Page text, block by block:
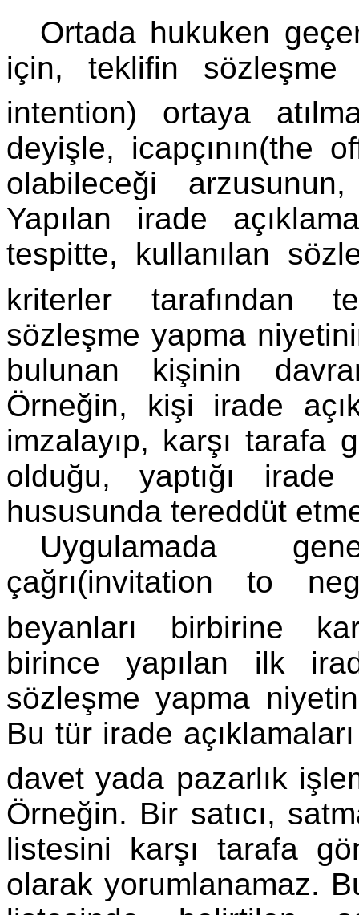
Ortada hukuken
için, teklifin sözleşme
intention) ortaya
deyişle, icapçının(the
olabileceği
Yapılan irade
tespitte, kullanılan
kriterler tarafından
sözleşme yapma
bulunan kişinin
Örneğin, kişi irade
imzalayıp, karşı tarafa
olduğu, yaptığı irade
hususunda tereddüt
Uygulamada
çağrı(invitation to
beyanları birbirine
birince yapılan ilk
sözleşme yapma
Bu tür irade
davet yada pazarlık
Örneğin. Bir satıcı,
listesini karşı tarafa
olarak yorumlanamaz.